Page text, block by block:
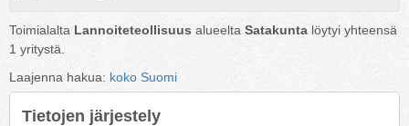
Toimialalta Lannoiteteollisuus alueelta Satakunta löytyi yhteensä
1 yritystä.
Laajenna hakua: koko Suomi
Tietojen järjestely